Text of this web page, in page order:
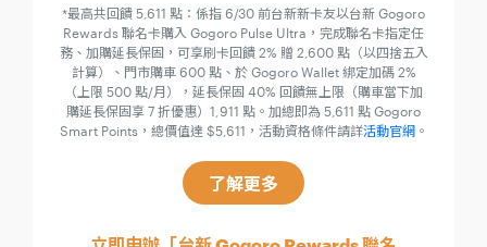
*最高共回饋 5,611 點：係指 6/30 前台新新卡友以台新 Gogoro
Rewards 聯名卡購入 Gogoro Pulse Ultra，完成聯名卡指定任
務、加購延長保固，可享刷卡回饋 2% 贈 2,600 點（以四捨五入
計算）、門市購車 600 點、於 Gogoro Wallet 綁定加碼 2%
（上限 500 點/月），延長保固 40% 回饋無上限（購車當下加
購延長保固享 7 折優惠）1,911 點。加總即為 5,611 點 Gogoro
Smart Points，總價值達 $5,611，活動資格條件請詳活動官網。
了解更多